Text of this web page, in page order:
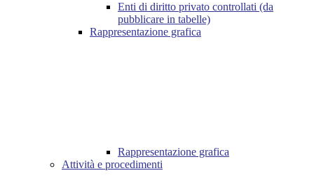
Enti di diritto privato controllati (da
pubblicare in tabelle)
Rappresentazione grafica
Rappresentazione grafica
Attività e procedimenti